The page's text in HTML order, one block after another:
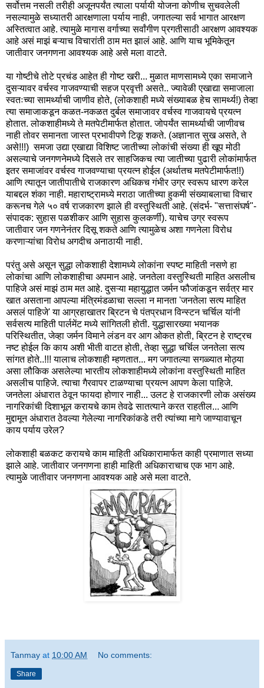
सर्वोत्तम नसली तरीही अजूनपर्यंत त्याला पर्यायी योजना कोणीच सुचवलेली
नसल्यामुळे सध्यातरी आरक्षणाला पर्याय नाही. जगातल्या सर्व भागात आरक्षण
अस्तित्वात आहे. त्यामुळे मागास वर्गाच्या सर्वांगीण प्रगतीसाठी आरक्षण आवश्यक
आहे असं माझं बऱ्याच विचारांती ठाम मत झालं आहे. आणि याच भूमिकेतून
जातीवार जनगणना आवश्यक आहे असे मला वाटते.
या गोष्टीचे तोटे प्रचंड आहेत ही गोष्ट खरी... मुळात माणसामध्ये एका समाजाने
दुसऱ्यावर वर्चस्व गाजवण्याची सहज प्रवृत्ती असते.. ज्यावेळी एखाद्या समाजाला
स्वतःच्या सामर्थ्याची जाणीव होते, (लोकशाही मध्ये संख्याबळ हेच सामर्थ्य!) तेव्हा
त्या समाजाकडून कळत-नकळत दुर्बल समाजावर वर्चस्व गाजवायचे प्रयत्न
होतात. लोकशाहीमध्ये ते मतपेटीमार्फत होतात. जोपर्यंत सामर्थ्याची जाणीवच
नाही तोवर समानता जास्त प्रभावीपणे टिकू शकते. (अज्ञानात सुख असते, ते
असे!!!) समजा उद्या एखाद्या विशिष्ट जातीच्या लोकांची संख्या ही खूप मोठी
असल्याचे जनगणनेमध्ये दिसले तर साहजिकच त्या जातीच्या पुढारी लोकांमार्फत
इतर समाजांवर वर्चस्व गाजवण्याचा प्रयत्न होईल (अर्थातच मतपेटीमार्फत!!)
आणि त्यातून जातीपातीचे राजकारण अधिकच गंभीर उग्र स्वरूप धारण करेल
याबद्दल शंका नाही. महाराष्ट्रामध्ये मराठा जातीच्या हुकमी संख्याबलाचा विचार
करूनच गेले ५० वर्ष राजकारण झाले ही वस्तुस्थिती आहे. (संदर्भ- "सत्तासंघर्ष"-
संपादक: सुहास पळशीकर आणि सुहास कुलकर्णी). याचेच उग्र स्वरूप
जातीवार जन गणनेनंतर दिसू शकते आणि त्यामुळेच अशा गणनेला विरोध
करणाऱ्यांचा विरोध अगदीच अनाठायी नाही.
परंतु असे असून सुद्धा लोकशाही देशामध्ये लोकांना स्पष्ट माहिती नसणे हा
लोकांचा आणि लोकशाहीचा अपमान आहे. जनतेला वस्तुस्थिती माहित असलीच
पाहिजे असं माझं ठाम मत आहे. दुसऱ्या महायुद्धात जर्मन फौजांकडून सर्वत्र मार
खात असताना आपल्या मंत्रिमंडळाचा सल्ला न मानता 'जनतेला सत्य माहित
असलं पाहिजे' या आग्रहाखातर ब्रिटन चे पंतप्रधान विन्स्टन चर्चिल यांनी
सर्वसत्य माहिती पार्लमेंट मध्ये सांगितली होती. युद्धासारख्या भयानक
परिस्थितीत, जेव्हा जर्मन विमाने लंडन वर आग ओकत होती, ब्रिटन हे राष्ट्रच
नष्ट होईल कि काय अशी भीती वाटत होती, तेव्हा सुद्धा चर्चिल जनतेला सत्य
सांगत होते..!!! यालाच लोकशाही म्हणतात... मग जगातल्या सगळ्यात मोठ्या
असा लौकिक असलेल्या भारतीय लोकशाहीमध्ये लोकांना वस्तुस्थिती माहित
असलीच पाहिजे. त्याचा गैरवापर टाळण्याचा प्रयत्न आपण केला पाहिजे.
जनतेला अंधारात ठेवून फायदा होणार नाही... उलट हे राजकारणी लोक असंख्य
नागरिकांची दिशाभूल करायचे काम तेवढे सातत्याने करत राहतील... आणि
मुद्दामून अंधारात ठेवल्या गेलेल्या नागरिकांकडे तरी त्यांच्या मागे जाण्यावाचून
काय पर्याय उरेल?
लोकशाही बळकट करायचे काम माहिती अधिकारामार्फत काही प्रमाणात सध्या
झाले आहे. जातीवार जनगणना हाही माहिती अधिकाराचाच एक भाग आहे.
त्यामुळे जातीवार जनगणना आवश्यक आहे असे मला वाटते.
Tanmay at 10:00 AM No comments:
Share